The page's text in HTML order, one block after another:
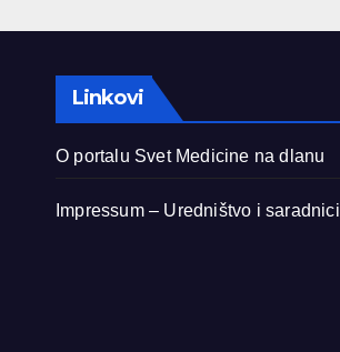
Linkovi
O portalu Svet Medicine na dlanu
Impressum – Uredništvo i saradnici